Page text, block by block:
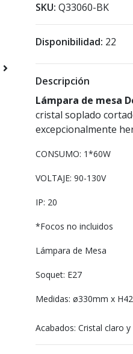
SKU: Q33060-BK
Disponibilidad: 22
Descripción
Lámpara de mesa
cristal soplado
excepcionalmente
CONSUMO: 1*60W
VOLTAJE: 90-130V
IP: 20
*Focos no incluidos
Lámpara de Mesa
Soquet: E27
Medidas: ø330mm x
Acabados: Cristal claro